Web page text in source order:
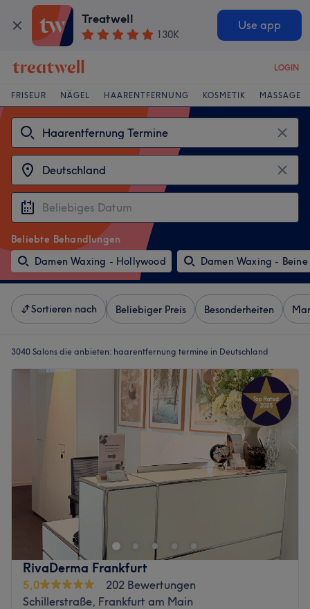
Treatwell
130K
Use app
LOGIN
FRISEUR NÄGEL HAARENTFERNUNG KOSMETIK MASSAGE
Beliebte Behandlungen
Damen Waxing - Hollywood
Damen Waxing - Beine
Sortieren nach Beliebiger Preis Besonderheiten
3040 Salons die anbieten: haarentfernung termine in Deutschland
RivaDerma Frankfurt
5,0
202 Bewertungen
Schillerstraße, Frankfurt am Main